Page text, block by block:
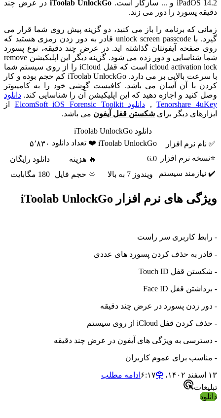
iPadOS 14.2 و ... سازگار است. iToolab UnlockGo در عرض چند
دقیقه پسورد را دور می زند.
زمانی که برنامه را باز می کنید، دو گزینه پیش روی شما قرار می
گیرد. با unlock screen passcode قادر به دور زدن رمزی هستید که
روی صفحه آیفونتان گذاشته اید. در عرض چند دقیقه، نوع پسورد
شما شناسایی و دور زده می شود. گزینه دیگر این اپلیکیشن remove
icloud activation lock است که قفل iCloud را از روی سیستم شما
با سرعت بالایی بر می دارد. iToolab UnlockGo کم حجم بوده و کار
کردن با آن آسان می باشد. کافیست گوشی خود را به کامپیوتر
وصل کنید و اجازه دهید که این اپلیکیشن آن را شناسایی کند. دانلود
Tenorshare 4uKey
, دانلود ElcomSoft iOS Forensic Toolkit
از
ابزارهای دیگر برای شکستن قفل آیفون می باشد.
دانلود iToolab UnlockGo
✅ نام نرم افزار
iToolab UnlockGo ❤️ تعداد دانلود ۵٬۸۳۰
⭐نسخه نرم افزار
6.0 🔥 هزینه
دانلود رایگان
✔️ نیازمند سیستم
ویندوز 7 به بالا 🔆 حجم فایل 180 مگابایت
ویژگی های نرم افزار iToolab UnlockGo
- رابط کاربری سر راست
- قادر به حذف کردن پسورد های عددی
- شکستن قفل Touch ID
- برداشتن قفل Face ID
- دور زدن پسورد در عرض چند دقیقه
- حذف کردن قفل iCloud از روی سیستم
- دسترسی به ویژگی های آیفون در عرض چند دقیقه
- مناسب برای عموم کاربران
۱۳ اسفند ۱۴۰۲،‏ ۶:۱۷
ادامه مطلب
تبلیغات
دانلود